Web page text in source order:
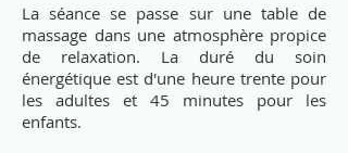
La séance se passe sur une table de
massage dans une atmosphère propice
de relaxation. La duré du soin
énergétique est d'une heure trente pour
les adultes et 45 minutes pour les
enfants.